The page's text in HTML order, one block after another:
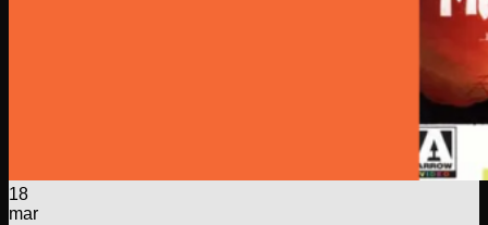
18
mar